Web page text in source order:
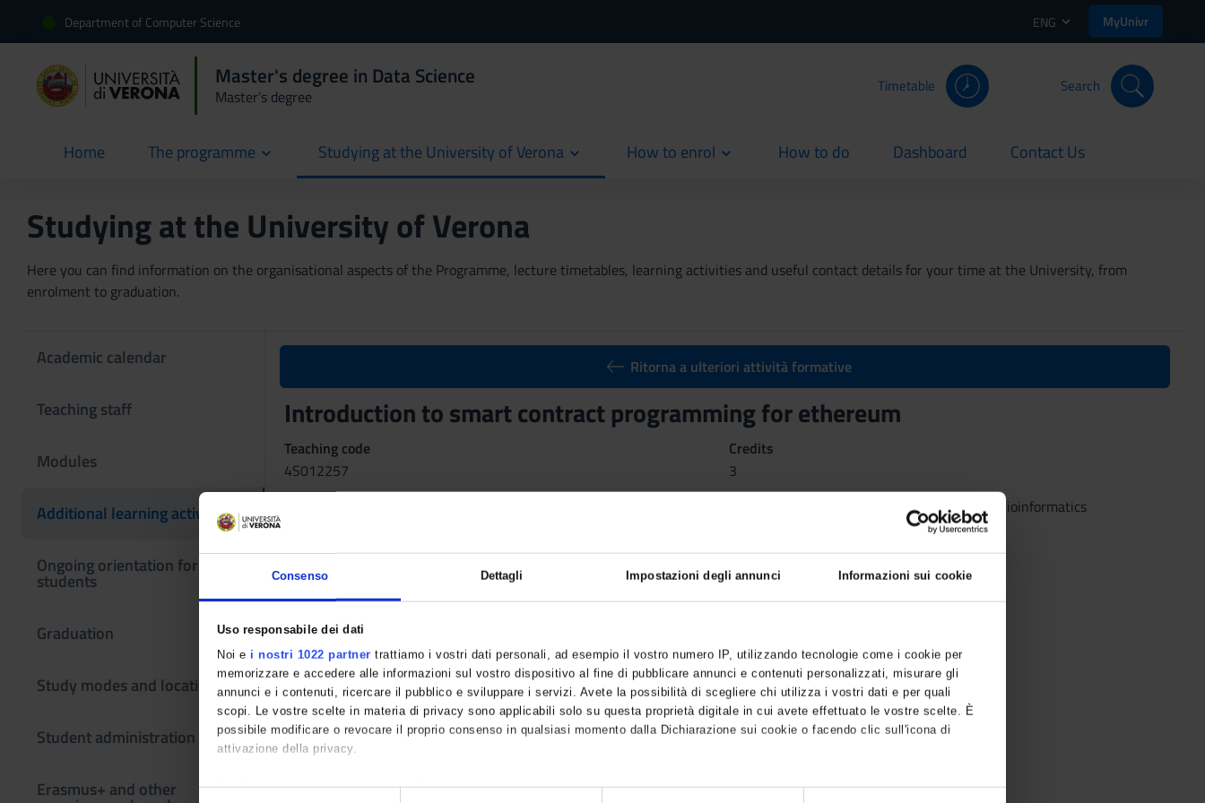
Consenso Dettagli Impostazioni degli annunci Informazioni sui cookie
Uso responsabile dei dati
Noi e i nostri 1022 partner trattiamo i vostri dati personali, ad esempio il vostro numero IP, utilizzando tecnologie come i cookie per
memorizzare e accedere alle informazioni sul vostro dispositivo al fine di pubblicare annunci e contenuti personalizzati, misurare gli
annunci e i contenuti, ricercare il pubblico e sviluppare i servizi. Avete la possibilità di scegliere chi utilizza i vostri dati e per quali
scopi. Le vostre scelte in materia di privacy sono applicabili solo su questa proprietà digitale in cui avete effettuato le vostre scelte. È
possibile modificare o revocare il proprio consenso in qualsiasi momento dalla Dichiarazione sui cookie o facendo clic sull'icona di
attivazione della privacy.
Con il tuo consenso, vorremmo anche:
Department of Computer Science ENG MyUnivr
Master's degree in Data Science
Master’s degree
Timetable Search
Home
current The programme Studying at the University of Verona How to enrol How to do
current Dashboard
current Contact Us
current
Studying at the University of Verona
Here you can find information on the organisational aspects of the Programme, lecture timetables, learning activities and useful contact details for your time at the University, from
enrolment to graduation.
Academic calendar
Teaching staff
Modules
Additional learning activities
Ongoing orientation for
students
Graduation
Study modes and locations
Student administration
Erasmus+ and other
Ritorna a ulteriori attività formative
Introduction to smart contract programming for ethereum
Teaching code
4S012257
Credits
3
(2025/2026) - Bachelor's degree in Bioinformatics